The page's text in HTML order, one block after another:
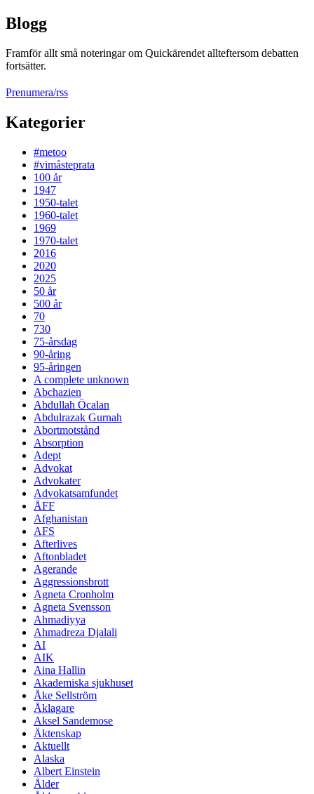
Blogg
Framför allt små noteringar om Quickärendet allteftersom debatten
fortsätter.
Prenumera/rss
Kategorier
#metoo
#vimåsteprata
100 år
1947
1950-talet
1960-talet
1969
1970-talet
2016
2020
2025
50 år
500 år
70
730
75-årsdag
90-åring
95-åringen
A complete unknown
Abchazien
Abdullah Öcalan
Abdulrazak Gurnah
Abortmotstånd
Absorption
Adept
Advokat
Advokater
Advokatsamfundet
ÅFF
Afghanistan
AFS
Afterlives
Aftonbladet
Agerande
Aggressionsbrott
Agneta Cronholm
Agneta Svensson
Ahmadiyya
Ahmadreza Djalali
AI
AIK
Aina Hallin
Akademiska sjukhuset
Åke Sellström
Åklagare
Aksel Sandemose
Äktenskap
Aktuellt
Alaska
Albert Einstein
Ålder